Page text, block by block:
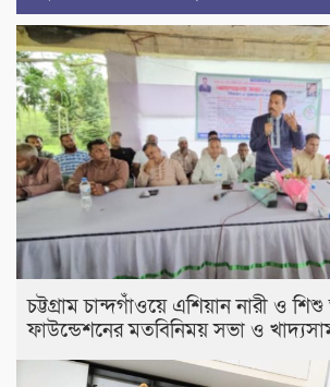
চট্টগ্রাম চান্দগাঁওয়ে এশিয়ান নারী ও
ফাউন্ডেশনের মতবিনিময় সভা ও